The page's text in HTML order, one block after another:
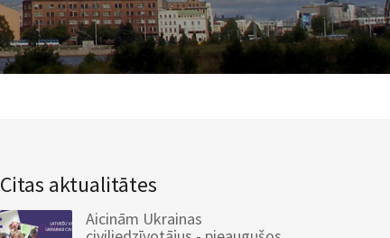
Citas aktualitātes
Aicinām Ukrainas